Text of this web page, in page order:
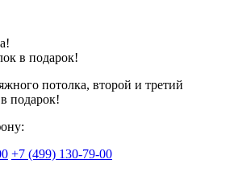
в подарок!
потолка, второй и третий
подарок!
+7 (499) 130-79-00